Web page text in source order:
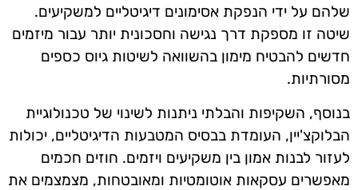
שלהם על ידי הנפקת אסימונים דיגיטליים למשקיעים.
שיטה זו מספקת דרך נגישה וחסכונית יותר עבור מיזמים
חדשים להבטיח מימון בהשוואה לשיטות גיוס כספים
מסורתיות.
בנוסף, השקיפות והבלתי ניתנות לשינוי של טכנולוגיית
הבלוקצ'יין, העומדת בבסיס המטבעות הדיגיטליים, יכולות
לעזור לבנות אמון בין משקיעים ויזמים. חוזים חכמים
מאפשרים עסקאות אוטומטיות ומאובטחות, מצמצמים את